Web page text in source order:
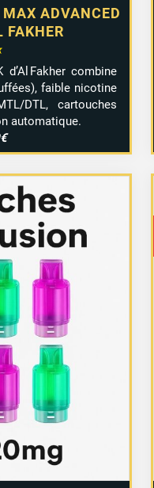
ADVANCED
d’Al Fakher combine
faible nicotine
DTL, cartouches
automatique.